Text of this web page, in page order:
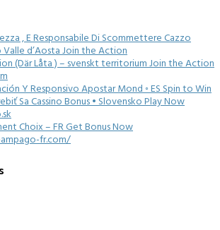
, E Responsabile Di Scommettere Cazzo
Valle d’Aosta Join the Action
(Där Låta ) – svenskt territorium Join the Action
Y Responsivo Apostar Mond ◦ ES Spin to Win
Sa Cassino Bonus • Slovensko Play Now
Choix – FR Get Bonus Now
fr.com/